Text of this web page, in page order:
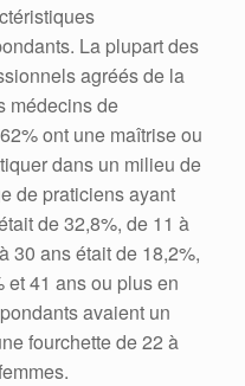
La plupart des
agréés de la
médecins de
ont une maîtrise ou
dans un milieu de
de praticiens ayant
de 32,8%, de 11 à
30 ans était de 18,2%,
et 41 ans ou plus en
avaient un
fourchette de 22 à